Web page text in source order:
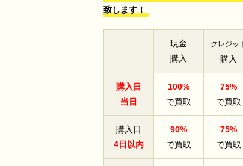
致します！
現金
購入
クレジッ
購入
購入日
当日
100%
で買取
75%
で買取
購入日
4日以内
90%
で買取
75%
で買取